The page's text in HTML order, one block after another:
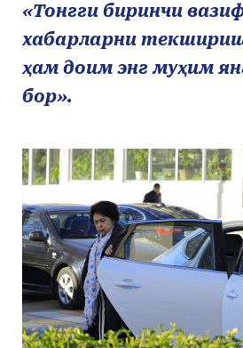
«Тонгги биринчи
хабарларни
ҳам доим энг муҳим
бор».